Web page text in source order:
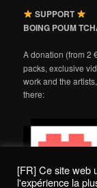
SUPPORT
BOING POUM
A donation (from 2
packs, exclusive
work and the
there:
[FR] Ce site web
l'expérience la